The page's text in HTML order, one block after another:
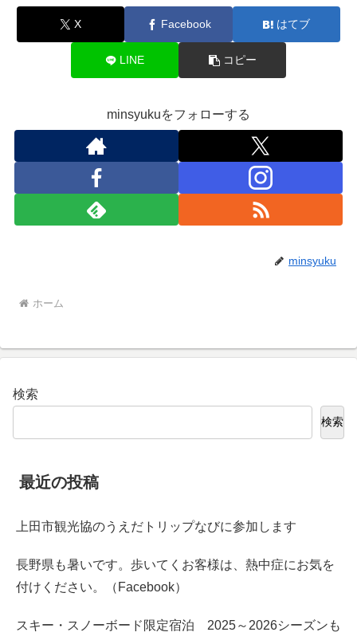
X Facebook はてブ
LINE コピー
minsyukuをフォローする
minsyuku
ホーム
検索
検索
最近の投稿
上田市観光協のうえだトリップなびに参加します
長野県も暑いです。歩いてくお客様は、熱中症にお気を
付けください。（Facebook）
スキー・スノーボード限定宿泊 2025～2026シーズンも